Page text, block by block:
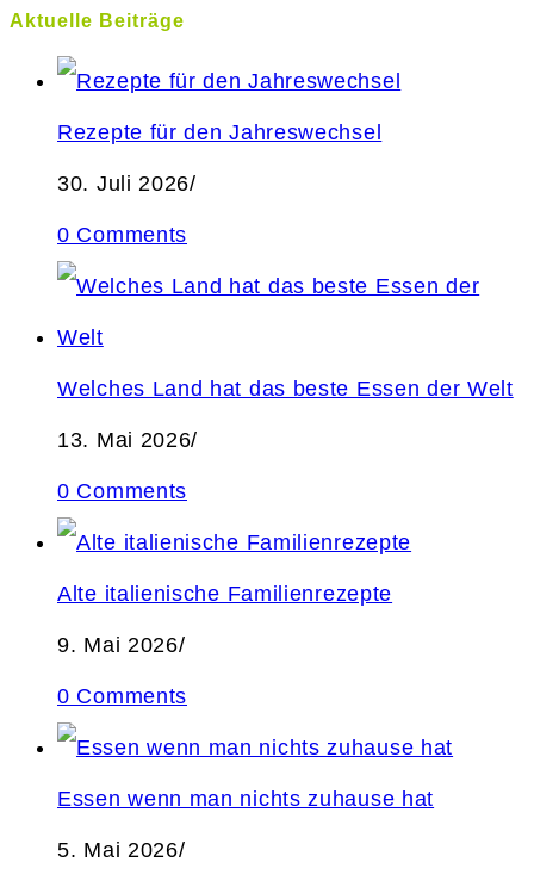
Aktuelle Beiträge
Rezepte für den Jahreswechsel
30. Juli 2026/
0 Comments
Welches Land hat das beste Essen der Welt
13. Mai 2026/
0 Comments
Alte italienische Familienrezepte
9. Mai 2026/
0 Comments
Essen wenn man nichts zuhause hat
5. Mai 2026/